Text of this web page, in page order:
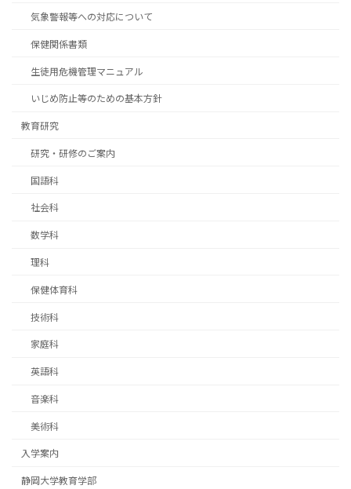
気象警報等への対応について
保健関係書類
生徒用危機管理マニュアル
いじめ防止等のための基本方針
教育研究
研究・研修のご案内
国語科
社会科
数学科
理科
保健体育科
技術科
家庭科
英語科
音楽科
美術科
入学案内
静岡大学教育学部